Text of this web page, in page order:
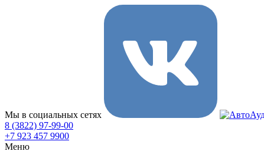
Мы в социальных сетях
8 (3822) 97-99-00
+7 923 457 9900
Меню